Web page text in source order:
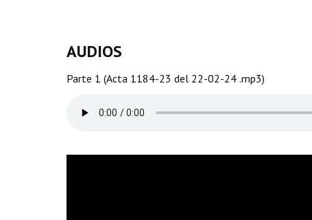
AUDIOS
Parte 1 (Acta 1184-23 del 22-02-24 .mp3)